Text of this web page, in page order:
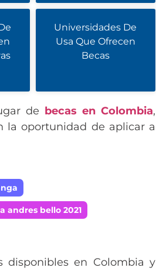
Universidades De
Usa Que Ofrecen
Becas
de becas en Colombia,
la oportunidad de aplicar a
andres bello 2021
disponibles en Colombia y